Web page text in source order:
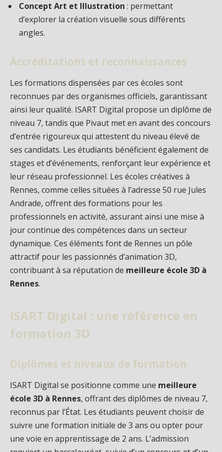
Concept Art et Illustration : permettant
d’explorer la création visuelle sous différents
angles.
Accréditations et reconnaissances
Les formations dispensées par ces écoles sont
reconnues par des organismes officiels, garantissant
ainsi leur qualité. ISART Digital propose un diplôme de
niveau 7, tandis que Pivaut met en avant des concours
d’entrée rigoureux qui attestent du niveau élevé de
ses candidats. Les étudiants bénéficient également de
stages et d’événements, renforçant leur expérience et
leur réseau professionnel. Les écoles créatives à
Rennes, comme celles situées à l’adresse 50 rue Jules
Andrade, offrent des formations pour les
professionnels en activité, assurant ainsi une mise à
jour continue des compétences dans un secteur
dynamique. Ces éléments font de Rennes un pôle
attractif pour les passionnés d’animation 3D,
contribuant à sa réputation de meilleure école 3D à
Rennes.
ISART Digital : une référence en
formation 3D
Diplômes et niveaux de formation
ISART Digital se positionne comme une meilleure
école 3D à Rennes, offrant des diplômes de niveau 7,
reconnus par l’État. Les étudiants peuvent choisir de
suivre une formation initiale de 3 ans ou opter pour
une voie en apprentissage de 2 ans. L’admission